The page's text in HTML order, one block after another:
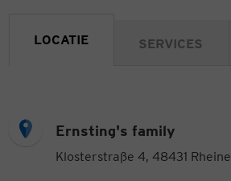
LOCATIE SERVICES
Ernsting's family
Klosterstraße 4, 48431 Rheine